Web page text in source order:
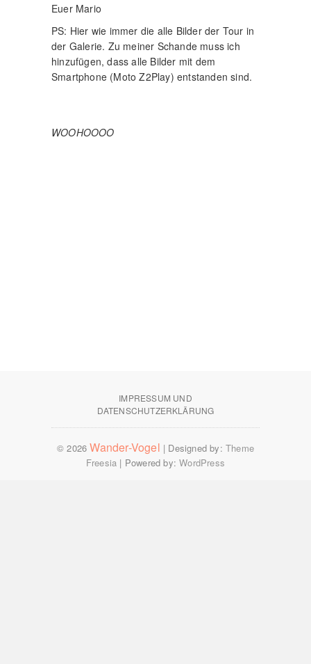
Euer Mario
PS: Hier wie immer die alle Bilder der Tour in
der Galerie. Zu meiner Schande muss ich
hinzufügen, dass alle Bilder mit dem
Smartphone (Moto Z2Play) entstanden sind.
WOOHOOOO
Wander-Vogel| Designed by:
Freesia| Powered by:WordPress